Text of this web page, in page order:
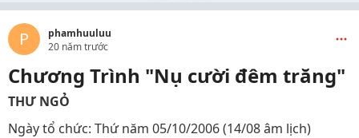
P
phamhuuluu
20 năm trước
Chương Trình "Nụ cười đêm trăng"
THƯ NGỎ
Ngày tổ chức: Thứ năm 05/10/2006 (14/08 âm lịch)